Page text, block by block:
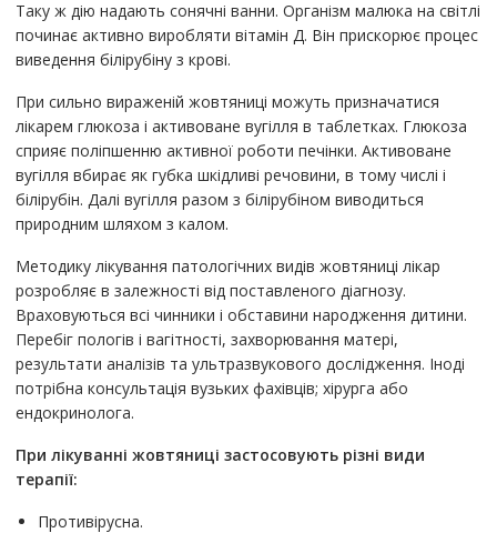
Таку ж дію надають сонячні ванни. Організм малюка на світлі
починає активно виробляти вітамін Д. Він прискорює процес
виведення білірубіну з крові.
При сильно вираженій жовтяниці можуть призначатися
лікарем глюкоза і активоване вугілля в таблетках. Глюкоза
сприяє поліпшенню активної роботи печінки. Активоване
вугілля вбирає як губка шкідливі речовини, в тому числі і
білірубін. Далі вугілля разом з білірубіном виводиться
природним шляхом з калом.
Методику лікування патологічних видів жовтяниці лікар
розробляє в залежності від поставленого діагнозу.
Враховуються всі чинники і обставини народження дитини.
Перебіг пологів і вагітності, захворювання матері,
результати аналізів та ультразвукового дослідження. Іноді
потрібна консультація вузьких фахівців; хірурга або
ендокринолога.
При лікуванні жовтяниці застосовують різні види
терапії:
Противірусна.